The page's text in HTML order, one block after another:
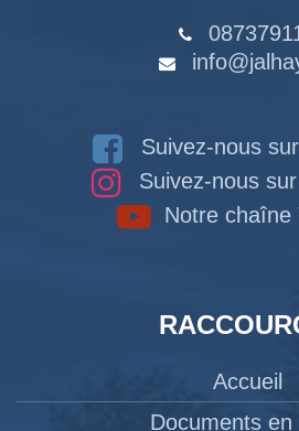
Suivez-nous
Suivez-nous
Notre chaîne
Accueil
Documents en